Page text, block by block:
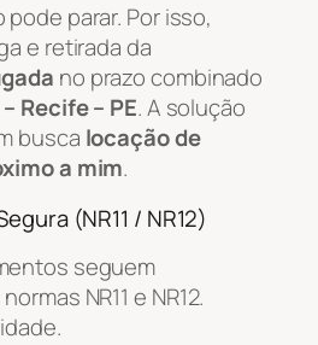
parar. Por isso,
e retirada da
no prazo combinado
Recife – PE. A solução
busca locação de
a mim.
(NR11 / NR12)
seguem
NR11 e NR12.